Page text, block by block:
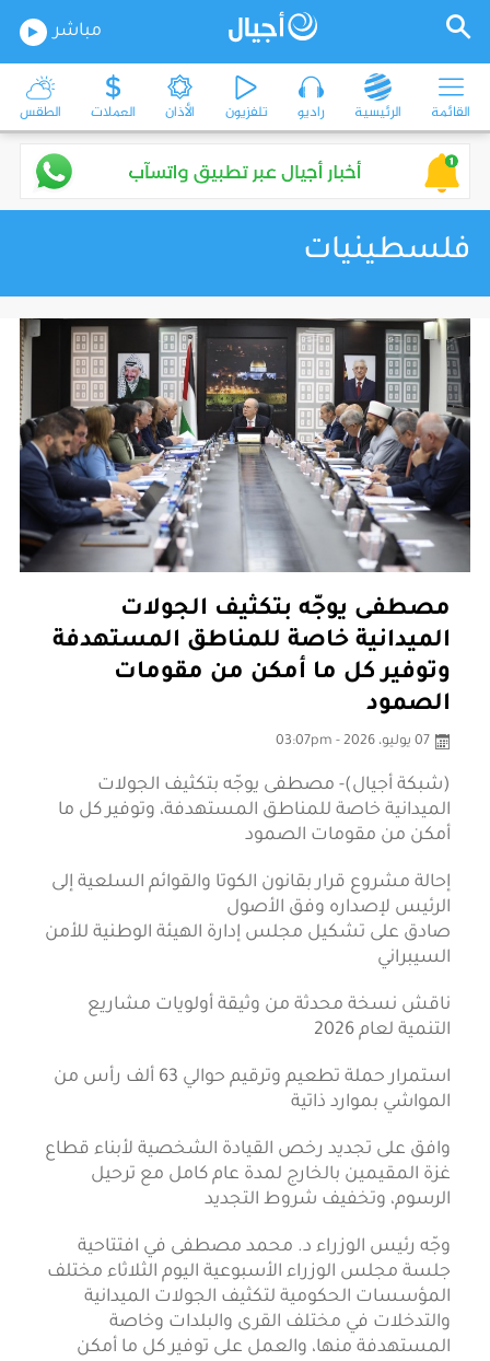
مباشر
القائمة الرئيسية راديو تلفزيون الأذان العملات الطقس
فلسطينيات
مصطفى يوجّه بتكثيف الجولات
الميدانية خاصة للمناطق المستهدفة
وتوفير كل ما أمكن من مقومات
الصمود
07 يوليو، 2026 - 03:07pm
(شبكة أجيال)- مصطفى يوجّه بتكثيف الجولات
الميدانية خاصة للمناطق المستهدفة، وتوفير كل ما
أمكن من مقومات الصمود
إحالة مشروع قرار بقانون الكوتا والقوائم السلعية إلى
الرئيس لإصداره وفق الأصول
صادق على تشكيل مجلس إدارة الهيئة الوطنية للأمن
السيبراني
ناقش نسخة محدثة من وثيقة أولويات مشاريع
التنمية لعام 2026
استمرار حملة تطعيم وترقيم حوالي 63 ألف رأس من
المواشي بموارد ذاتية
وافق على تجديد رخص القيادة الشخصية لأبناء قطاع
غزة المقيمين بالخارج لمدة عام كامل مع ترحيل
الرسوم، وتخفيف شروط التجديد
وجّه رئيس الوزراء د. محمد مصطفى في افتتاحية
جلسة مجلس الوزراء الأسبوعية اليوم الثلاثاء مختلف
المؤسسات الحكومية لتكثيف الجولات الميدانية
والتدخلات في مختلف القرى والبلدات وخاصة
المستهدفة منها، والعمل على توفير كل ما أمكن